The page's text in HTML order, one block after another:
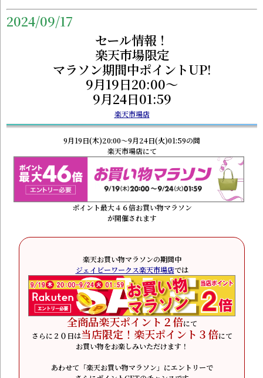
2024/09/17
セール情報！
楽天市場限定
マラソン期間中ポイントUP!
9月19日20:00～
9月24日01:59
楽天市場店
9月19日(木)20:00～9月24日(火)01:59の間
楽天市場店にて
ポイント最大４６倍お買い物マラソン
が開催されます
楽天お買い物マラソンの期間中
ジェイビーワークス楽天市場店では
全商品楽天ポイント２倍にて
さらに２０日は当店限定！楽天ポイント３倍にて
お買い物をお楽しみいただけます！
あわせて「楽天お買い物マラソン」にエントリーで